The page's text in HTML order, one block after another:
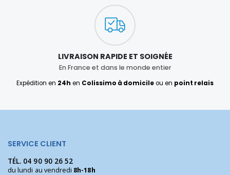
LIVRAISON RAPIDE ET SOIGNÉE
En France et dans le monde entier
Expédition en 24h en Colissimo à domicileou en point relais
SERVICE CLIENT
TÉL. 04 90 90 26 52
du lundi au vendredi 8h-18h